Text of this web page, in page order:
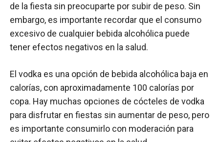
de la fiesta sin preocuparte por subir de peso. Sin
embargo, es importante recordar que el consumo
excesivo de cualquier bebida alcohólica puede
tener efectos negativos en la salud.
El vodka es una opción de bebida alcohólica baja en
calorías, con aproximadamente 100 calorías por
copa. Hay muchas opciones de cócteles de vodka
para disfrutar en fiestas sin aumentar de peso, pero
es importante consumirlo con moderación para